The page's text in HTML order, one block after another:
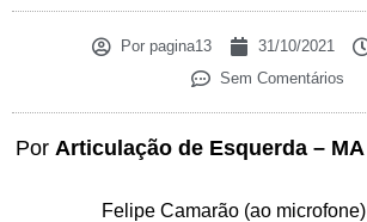
Porpagina13 31/10/2021
Sem Comentários
Por Articulação de Esquerda – MA
Felipe Camarão (ao microfone)